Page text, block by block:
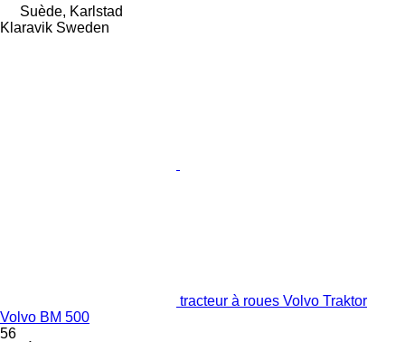
Suède, Karlstad
Klaravik Sweden
tracteur à roues Volvo Traktor
Volvo BM 500
56